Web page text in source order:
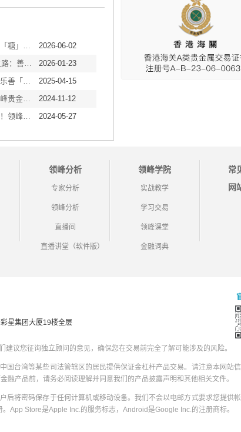
2026-06-02
2026-01-23
2025-04-15
2024-11-12
2024-05-27
领峰分析
专家分析
领峰分析
直播间
直播讲堂（软件版）
领峰学院
实战教学
学习交易
领峰课堂
金融词典
常
网
星集团大厦19楼全层
议您征询独立顾问的意见，确保您在交易前完全了解可能涉及的风险。
台湾等某些司法管辖区的居民提供保证金杠杆产品交易。请注意本网站
产品前，请务必阅读理解并同意我们的产品披露声明和其他相关文件。
将密码保存于任何计算机或移动设备。我们不会以电邮方式要求您提供
App Store是Apple Inc.的服务标志，Android是Google Inc.的注册商标。